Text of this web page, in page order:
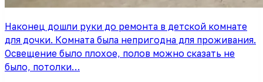
Наконец дошли руки до ремонта в детской комнате
для дочки. Комната была непригодна для проживания.
Освещение было плохое, полов можно сказать не
было, потолки…